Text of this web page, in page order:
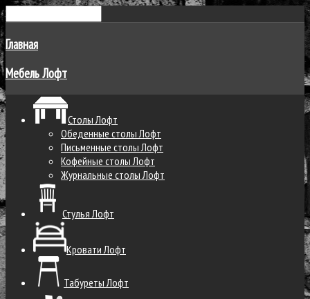
Главная
Мебель Лофт
Столы Лофт
Обеденные столы Лофт
Письменные столы Лофт
Кофейные столы Лофт
Журнальные столы Лофт
Стулья Лофт
Кровати Лофт
Табуреты Лофт